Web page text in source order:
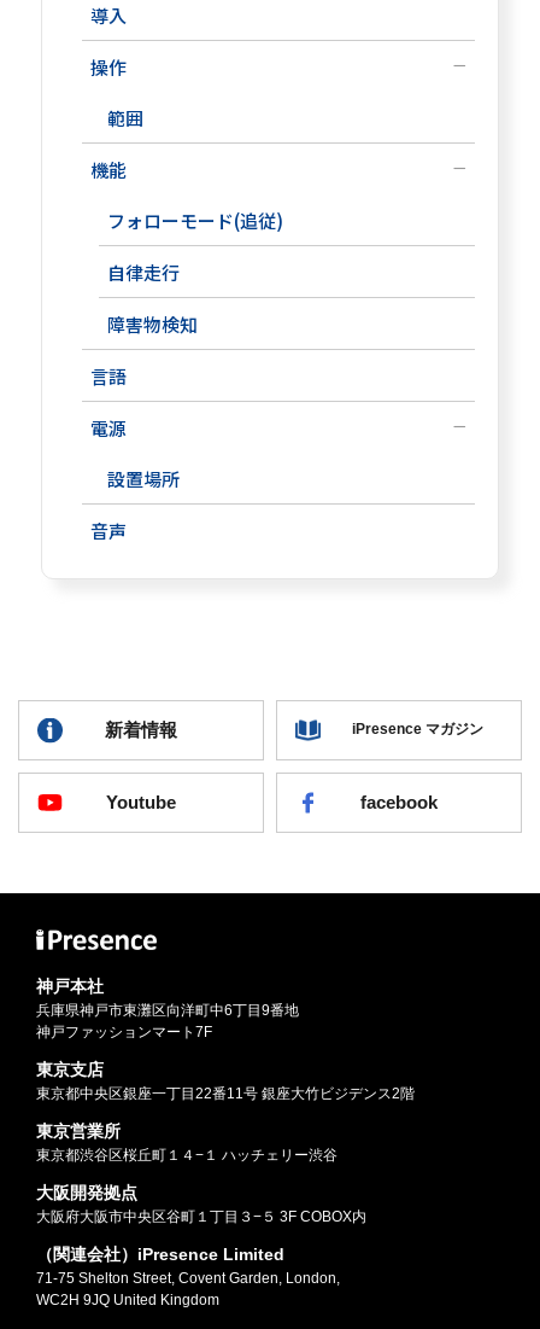
導入
操作
範囲
機能
フォローモード(追従)
自律走行
障害物検知
言語
電源
設置場所
音声
新着情報 iPresence マガジン
Youtube facebook
神戸本社
兵庫県神戸市東灘区向洋町中6丁目9番地
神戸ファッションマート7F
東京支店
東京都中央区銀座一丁目22番11号 銀座大竹ビジデンス2階
東京営業所
東京都渋谷区桜丘町１４−１ ハッチェリー渋谷
大阪開発拠点
大阪府大阪市中央区谷町１丁目３−５ 3F COBOX内
（関連会社）iPresence Limited
71-75 Shelton Street, Covent Garden, London,
WC2H 9JQ United Kingdom